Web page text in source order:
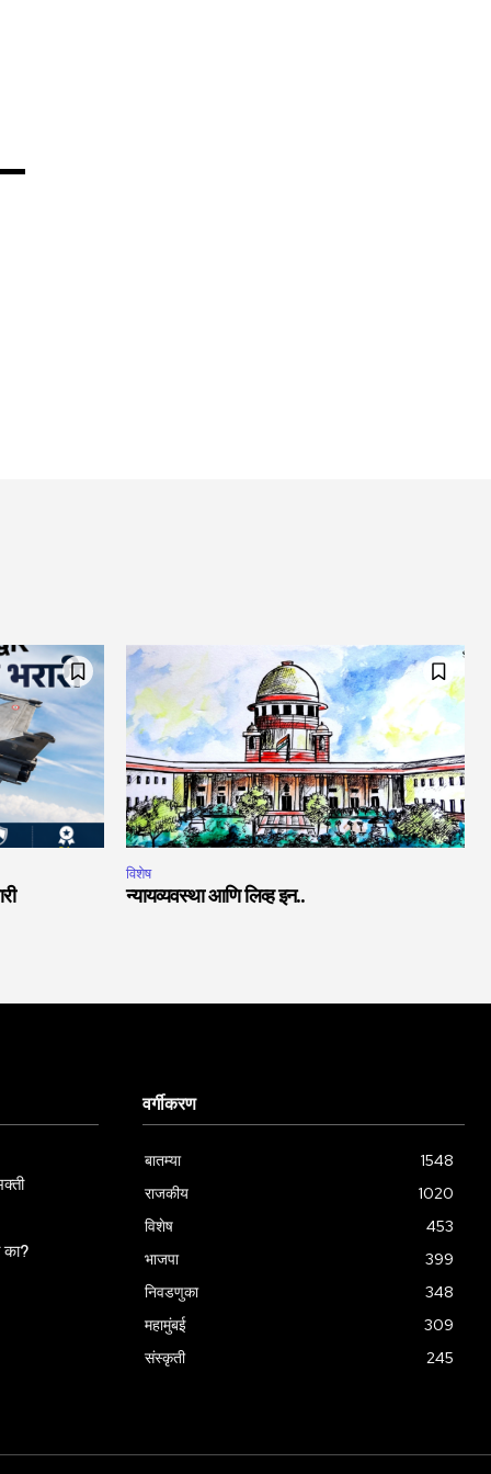
विशेष
न्यायव्यवस्था आणि लिव्ह इन..
का?
वर्गीकरण
बातम्या
1548
राजकीय
1020
विशेष
453
भाजपा
399
निवडणुका
348
महामुंबई
309
संस्कृती
245